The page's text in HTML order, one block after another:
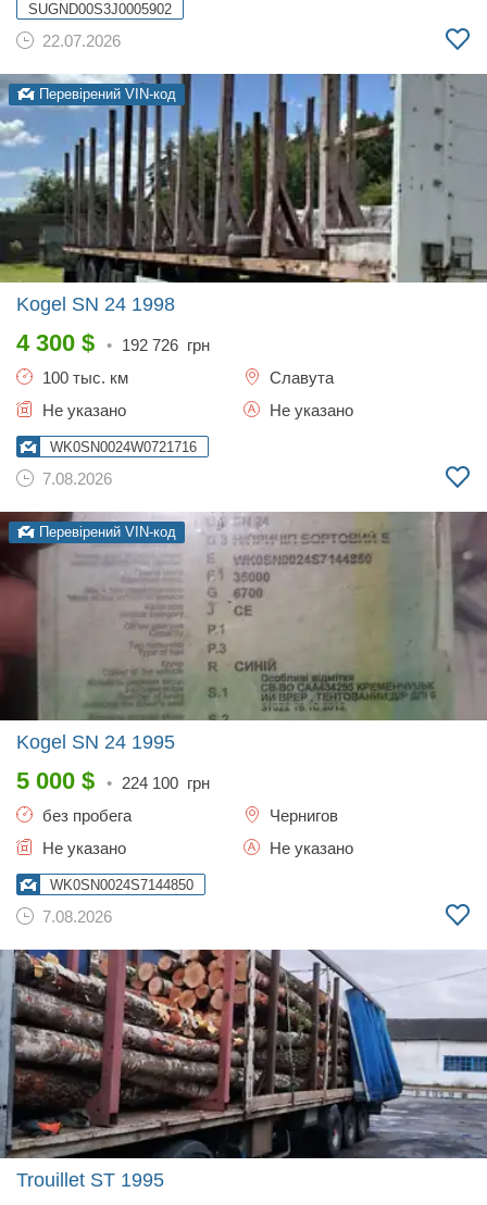
SUGND00S3J0005902
22.07.2026
Перевірений VIN-код
Kogel SN 24 1998
4 300 $ • 192 726 грн
100 тыс. км
Славута
Не указано
Не указано
WK0SN0024W0721716
7.08.2026
Перевірений VIN-код
Kogel SN 24 1995
5 000 $ • 224 100 грн
без пробега
Чернигов
Не указано
Не указано
WK0SN0024S7144850
7.08.2026
Trouillet ST 1995